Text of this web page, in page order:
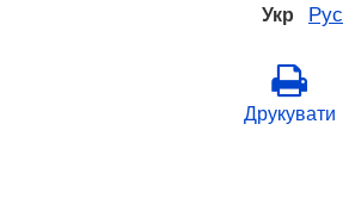
Укр Рус
Друкувати